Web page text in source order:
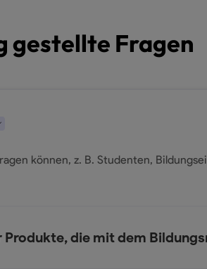
gestellte Fragen
können, z. B. Studenten,
die mit dem